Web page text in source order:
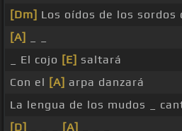
[Dm] Los oídos de los sordos
[A]
_ El cojo [E] saltará
Con el [A] arpa danzará
La lengua de los mudos _
[D]
[A]